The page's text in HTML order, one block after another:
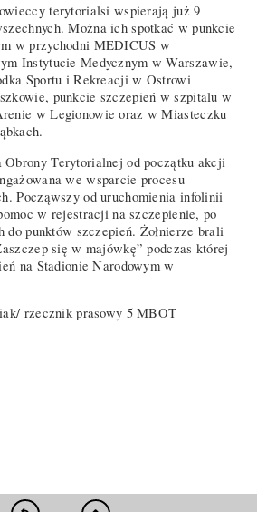
terytorialsi wspierają już 9
Można ich spotkać w punkcie
w przychodni MEDICUS w
Instytucie Medycznym w Warszawie,
Sportu i Rekreacji w Ostrowi
punkcie szczepień w szpitalu w
w Legionowie oraz w Miasteczku
Obrony Terytorialnej od początku akcji
we wsparcie procesu
Począwszy od uruchomienia infolinii
w rejestracji na szczepienie, po
do punktów szczepień. Żołnierze brali
się w majówkę” podczas której
na Stadionie Narodowym w
rzecznik prasowy 5 MBOT